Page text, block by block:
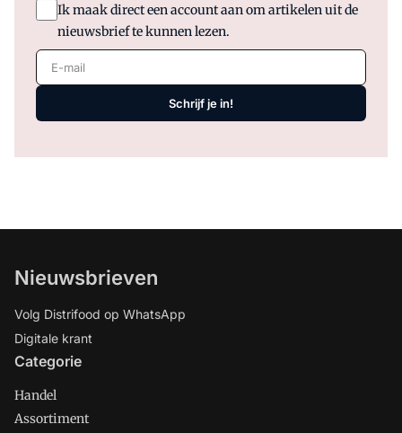
Ik maak direct een account aan om artikelen uit de
nieuwsbrief te kunnen lezen.
E-mail
Schrijf je in!
Nieuwsbrieven
Volg Distrifood op WhatsApp
Digitale krant
Categorie
Handel
Assortiment